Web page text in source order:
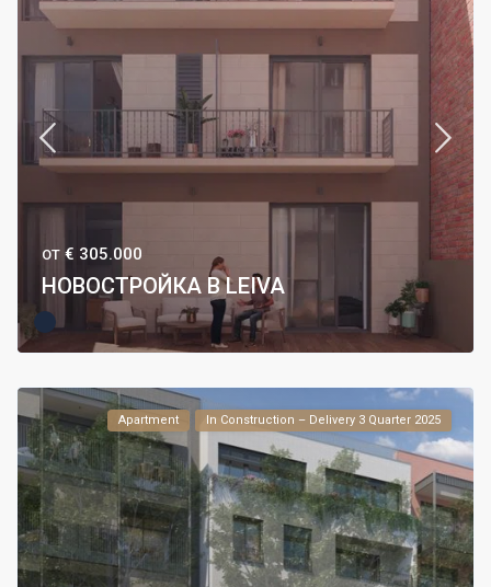
ОТ € 305.000
НОВОСТРОЙКА В LEIVA
Apartment In Construction – Delivery 3 Quarter 2025